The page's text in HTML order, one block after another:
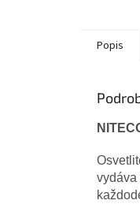
Popis
vydáva